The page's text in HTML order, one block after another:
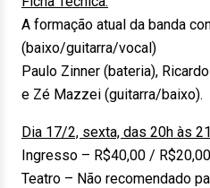
A formação atual da banda
(baixo/guitarra/vocal)
Paulo Zinner (bateria),
e Zé Mazzei (guitarra/baixo).
Dia 17/2, sexta, das 20h às
Ingresso – R$40,00 /
Teatro – Não recomendado